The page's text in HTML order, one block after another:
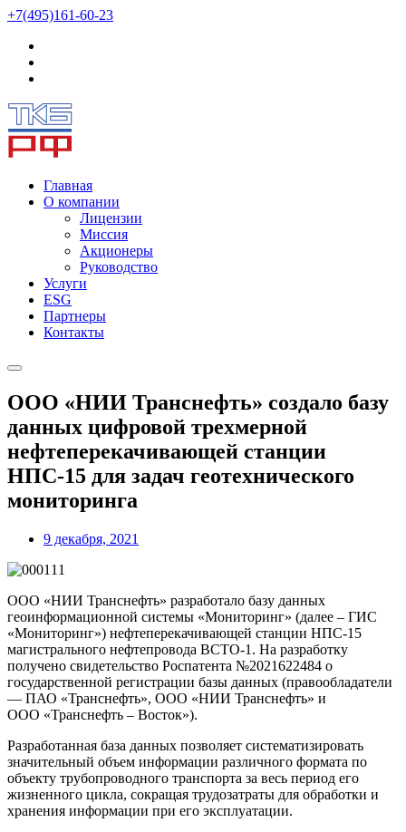
+7(495)161-60-23
Главная
О компании
Лицензии
Миссия
Акционеры
Руководство
Услуги
ESG
Партнеры
Контакты
ООО «НИИ Транснефть» создало базу
данных цифровой трехмерной
нефтеперекачивающей станции
НПС-15 для задач геотехнического
мониторинга
9 декабря, 2021
ООО «НИИ Транснефть» разработало базу данных
геоинформационной системы «Мониторинг» (далее – ГИС
«Мониторинг») нефтеперекачивающей станции НПС-15
магистрального нефтепровода ВСТО-1. На разработку
получено свидетельство Роспатента №2021622484 о
государственной регистрации базы данных (правообладатели
— ПАО «Транснефть», ООО «НИИ Транснефть» и
ООО «Транснефть – Восток»).
Разработанная база данных позволяет систематизировать
значительный объем информации различного формата по
объекту трубопроводного транспорта за весь период его
жизненного цикла, сокращая трудозатраты для обработки и
хранения информации при его эксплуатации.